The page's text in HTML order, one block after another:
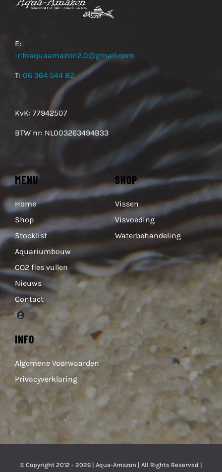
E:
infoaquaamazon2.0@gmail.com
T: 06 364 544 82
KvK: 77942507
BTW nr: NL003263494B33
MENU
Home
Shop
Stocklist
Aquariumbouw
CO2 fles vullen
Nieuws
Contact
SHOP
Vissen
Visvoeding
Waterbehandeling
INFO
Algemene Voorwaarden
Privacyverklaring
© Copyright 2012 - 2026 | Aqua-Amazon | All Rights Reserved |